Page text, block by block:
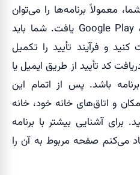
معمولاً برنامه‌ها را می‌توان
در اپ استور iOS یا فروشگاه Google Play یافت. شما باید
و فرآیند تأیید را تکمیل
کد تأیید از طریق ایمیل یا
باشد. پس از اتمام این
و اتاق‌های خانه خود، خانه
برای آشنایی بیشتر با برنامه
می‌کنم صفحه مربوط به آن را